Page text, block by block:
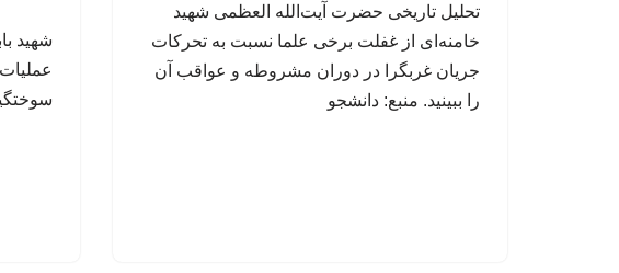
تحلیل تاریخی حضرت آیت‌الله العظمی شهید
خامنه‌ای از غفلت برخی علما نسبت به تحرکات
جریان غربگرا در دوران مشروطه و عواقب آن
را ببینید. منبع: دانشجو
سوختگیری